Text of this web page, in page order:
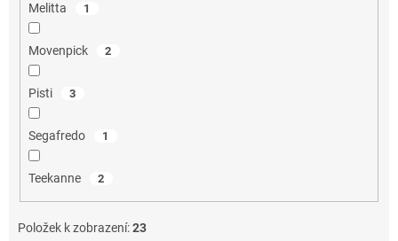
Melitta 1
Movenpick 2
Pisti 3
Segafredo 1
Teekanne 2
Položek k zobrazení:23